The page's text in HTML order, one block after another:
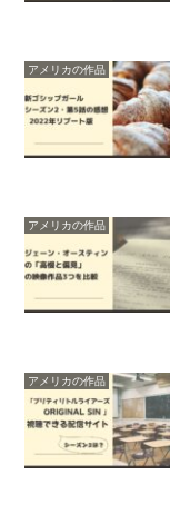
アメリカの作品
アメリカの作品
アメリカの作品